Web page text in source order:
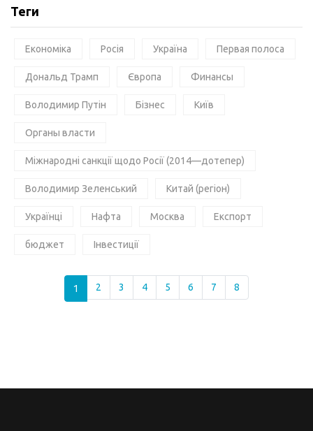
Теги
Економіка Росія Україна Первая полоса
Дональд Трамп Європа Финансы
Володимир Путін Бізнес Київ
Органы власти
Міжнародні санкції щодо Росії (2014—дотепер)
Володимир Зеленський Китай (регіон)
Українці Нафта Москва Експорт
бюджет Інвестиції
1 2 3 4 5 6 7 8